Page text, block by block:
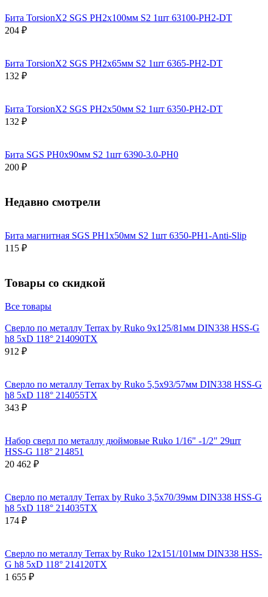
Бита TorsionX2 SGS PH2х100мм S2 1шт 63100-PH2-DT
204 ₽
Бита TorsionX2 SGS PH2х65мм S2 1шт 6365-PH2-DT
132 ₽
Бита TorsionX2 SGS PH2х50мм S2 1шт 6350-PH2-DT
132 ₽
Бита SGS PH0х90мм S2 1шт 6390-3.0-PH0
200 ₽
Недавно смотрели
Бита магнитная SGS PH1х50мм S2 1шт 6350-PH1-Anti-Slip
115 ₽
Товары со скидкой
Все товары
Сверло по металлу Terrax by Ruko 9x125/81мм DIN338 HSS-G
h8 5xD 118° 214090TX
912 ₽
Сверло по металлу Terrax by Ruko 5,5x93/57мм DIN338 HSS-G
h8 5xD 118° 214055TX
343 ₽
Набор сверл по металлу дюймовые Ruko 1/16" -1/2" 29шт
HSS-G 118° 214851
20 462 ₽
Сверло по металлу Terrax by Ruko 3,5x70/39мм DIN338 HSS-G
h8 5xD 118° 214035TX
174 ₽
Сверло по металлу Terrax by Ruko 12x151/101мм DIN338 HSS-
G h8 5xD 118° 214120TX
1 655 ₽